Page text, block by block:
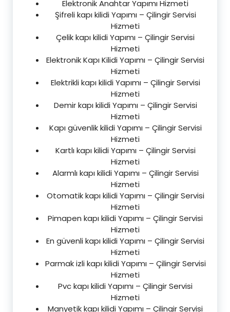
Elektronik Anahtar Yapımı Hizmeti
Şifreli kapı kilidi Yapımı – Çilingir Servisi
Hizmeti
Çelik kapı kilidi Yapımı – Çilingir Servisi
Hizmeti
Elektronik Kapı Kilidi Yapımı – Çilingir Servisi
Hizmeti
Elektrikli kapı kilidi Yapımı – Çilingir Servisi
Hizmeti
Demir kapı kilidi Yapımı – Çilingir Servisi
Hizmeti
Kapı güvenlik kilidi Yapımı – Çilingir Servisi
Hizmeti
Kartlı kapı kilidi Yapımı – Çilingir Servisi
Hizmeti
Alarmlı kapı kilidi Yapımı – Çilingir Servisi
Hizmeti
Otomatik kapı kilidi Yapımı – Çilingir Servisi
Hizmeti
Pimapen kapı kilidi Yapımı – Çilingir Servisi
Hizmeti
En güvenli kapı kilidi Yapımı – Çilingir Servisi
Hizmeti
Parmak izli kapı kilidi Yapımı – Çilingir Servisi
Hizmeti
Pvc kapı kilidi Yapımı – Çilingir Servisi
Hizmeti
Manyetik kapı kilidi Yapımı – Çilingir Servisi